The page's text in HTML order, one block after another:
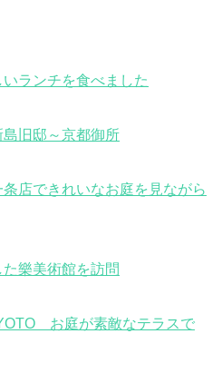
ランチを食べました
旧邸～京都御所
店できれいなお庭を見ながら
樂美術館を訪問
お庭が素敵なテラスで